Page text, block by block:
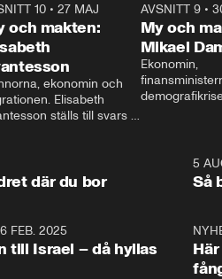
10 •27 MAJ
och makten:
ekonomin och
Elisabeth
ställs till svars
AVSNITT 9•
My och
Mikael
Ekonomin,
och Makten.
1:06
där du bor
5
Så
FEB. 2025
till Israel – då hyllas